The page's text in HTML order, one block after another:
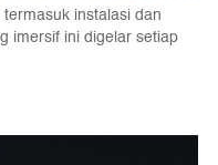
instalasi dan
imersif ini digelar setiap